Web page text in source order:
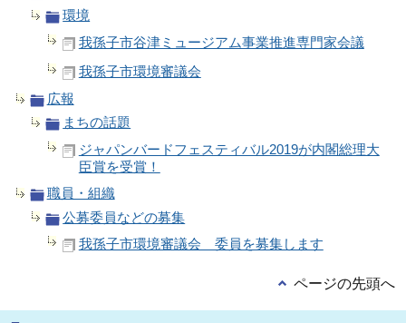
環境
我孫子市谷津ミュージアム事業推進専門家会議
我孫子市環境審議会
広報
まちの話題
ジャパンバードフェスティバル2019が内閣総理大
臣賞を受賞！
職員・組織
公募委員などの募集
我孫子市環境審議会 委員を募集します
ページの先頭へ